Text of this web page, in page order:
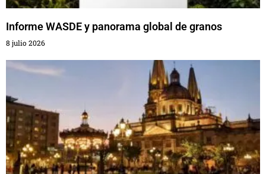
Informe WASDE y panorama global de granos
8 julio 2026